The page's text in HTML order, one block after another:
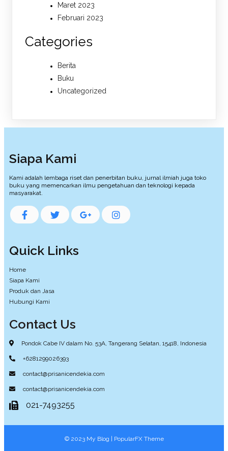
Maret 2023
Februari 2023
Categories
Berita
Buku
Uncategorized
Siapa Kami
Kami adalah lembaga riset dan penerbitan buku, jurnal ilmiah juga toko
buku yang memencarkan ilmu pengetahuan dan teknologi kepada
masyarakat.
Quick Links
Home
Siapa Kami
Produk dan Jasa
Hubungi Kami
Contact Us
Pondok Cabe IV dalam No. 53A, Tangerang Selatan, 15418, Indonesia
+6281299026393
contact@prisanicendekia.com
contact@prisanicendekia.com
021-7493255
© 2023 My Blog | PopularFX Theme